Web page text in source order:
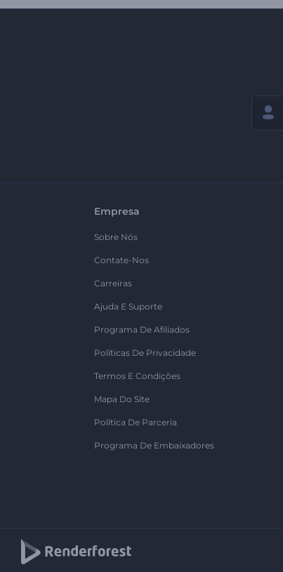
Empresa
Sobre Nós
Contate-Nos
Carreiras
Ajuda E Suporte
Programa De Afiliados
Políticas De Privacidade
Termos E Condições
Mapa Do Site
Política De Parceria
Programa De Embaixadores